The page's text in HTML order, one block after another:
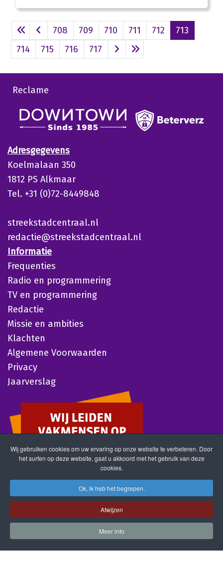
708 709 710 711 712
713
714
715 716 717
Reclame
Adresgegevens
Koelmalaan 350
1812 PS Alkmaar
Tel. +31 (0)72-8449848
streekstadcentraal.nl
redactie@streekstadcentraal.nl
Informatie
Frequenties
Radio en programmering
TV en programmering
Redactie
Missie en ambities
Klachten
Algemene Voorwaarden
Privacy
Jaarverslag
Wij gebruiken cookies om uw ervaring op onze website te verbeteren. Door
het surfen op deze website, gaat u akkoord met het gebruik van deze
cookies.
Ok, ik heb het begrepen.
Afwijzen
Meer info